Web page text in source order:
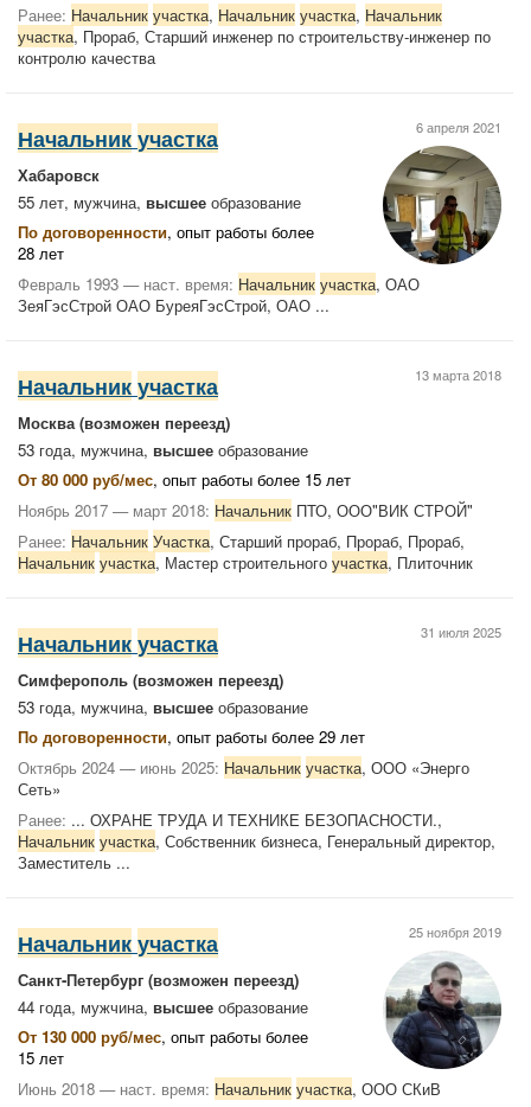
Ранее: Начальник участка, Начальник участка, Начальник
участка, Прораб, Старший инженер по строительству-инженер по
контролю качества
6 апреля 2021
Начальник участка
Хабаровск
55 лет, мужчина, высшее образование
По договоренности, опыт работы более
28 лет
Февраль 1993 — наст. время: Начальник участка, ОАО
ЗеяГэсСтрой ОАО БуреяГэсСтрой, ОАО ...
13 марта 2018
Начальник участка
Москва(возможен переезд)
53 года, мужчина, высшее образование
От 80 000 руб/мес, опыт работы более 15 лет
Ноябрь 2017 — март 2018: Начальник ПТО, ООО"ВИК СТРОЙ"
Ранее: Начальник Участка, Старший прораб, Прораб, Прораб,
Начальник участка, Мастер строительного участка, Плиточник
31 июля 2025
Начальник участка
Симферополь (возможен переезд)
53 года, мужчина, высшее образование
По договоренности, опыт работы более 29 лет
Октябрь 2024 — июнь 2025: Начальник участка, ООО «Энерго
Сеть»
Ранее: ... ОХРАНЕ ТРУДА И ТЕХНИКЕ БЕЗОПАСНОСТИ.,
Начальник участка, Собственник бизнеса, Генеральный директор,
Заместитель ...
25 ноября 2019
Начальник участка
Санкт-Петербург (возможен переезд)
44 года, мужчина, высшее образование
От 130 000 руб/мес, опыт работы более
15 лет
Июнь 2018 — наст. время: Начальник участка, ООО СКиВ